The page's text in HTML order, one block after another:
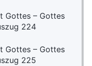
Gottes – Gottes
224
Gottes – Gottes
225